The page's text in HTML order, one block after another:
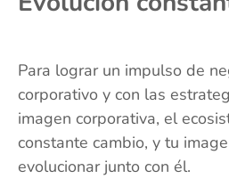
Para lograr un impulso de
corporativo y con las
imagen corporativa, el
constante cambio, y tu
evolucionar junto con él.